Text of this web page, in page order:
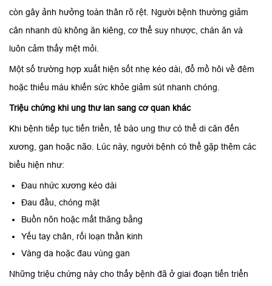
còn gây ảnh hưởng toàn thân rõ rệt. Người bệnh thường giảm
cân nhanh dù không ăn kiêng, cơ thể suy nhược, chán ăn và
luôn cảm thấy mệt mỏi.
Một số trường hợp xuất hiện sốt nhẹ kéo dài, đổ mồ hôi về đêm
hoặc thiếu máu khiến sức khỏe giảm sút nhanh chóng.
Triệu chứng khi ung thư lan sang cơ quan khác
Khi bệnh tiếp tục tiến triển, tế bào ung thư có thể di căn đến
xương, gan hoặc não. Lúc này, người bệnh có thể gặp thêm các
biểu hiện như:
Đau nhức xương kéo dài
Đau đầu, chóng mặt
Buồn nôn hoặc mất thăng bằng
Yếu tay chân, rối loạn thần kinh
Vàng da hoặc đau vùng gan
Những triệu chứng này cho thấy bệnh đã ở giai đoạn tiến triển